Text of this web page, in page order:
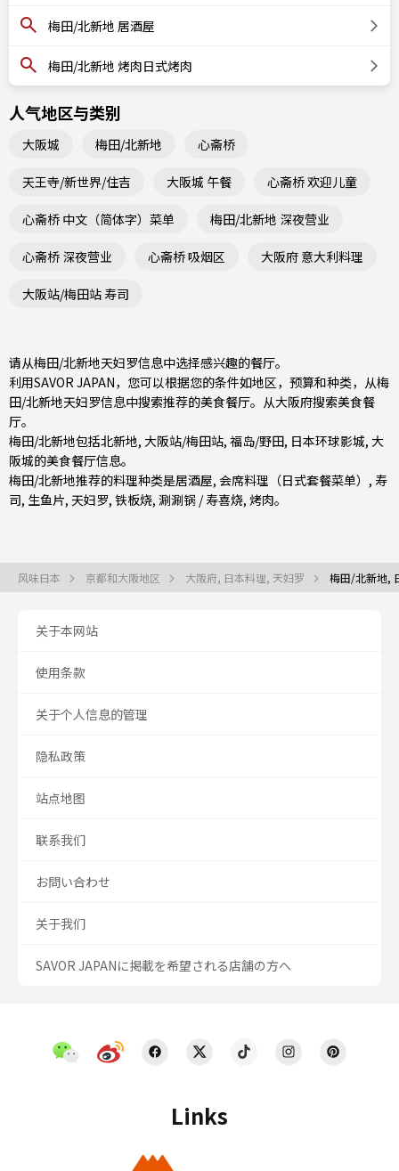
梅田/北新地 居酒屋
梅田/北新地 烤肉日式烤肉
人气地区与类别
大阪城 梅田/北新地 心斋桥
天王寺/新世界/住吉 大阪城 午餐 心斋桥 欢迎儿童
心斋桥 中文（简体字）菜单 梅田/北新地 深夜营业
心斋桥 深夜营业 心斋桥 吸烟区 大阪府 意大利料理
大阪站/梅田站 寿司
请从梅田/北新地天妇罗信息中选择感兴趣的餐厅。
利用SAVOR JAPAN，您可以根据您的条件如地区，预算和种类，从梅
田/北新地天妇罗信息中搜索推荐的美食餐厅。从大阪府搜索美食餐
厅。
梅田/北新地包括北新地, 大阪站/梅田站, 福岛/野田, 日本环球影城, 大
阪城的美食餐厅信息。
梅田/北新地推荐的料理种类是居酒屋, 会席料理（日式套餐菜单） , 寿
司, 生鱼片, 天妇罗, 铁板烧, 涮涮锅 / 寿喜烧, 烤肉。
风味日本 京都和大阪地区 大阪府, 日本料理, 天妇罗 梅田/北新地,
Links
关于本网站
使用条款
关于个人信息的管理
隐私政策
站点地图
联系我们
お問い合わせ
关于我们
SAVOR JAPANに掲載を希望される店舗の方へ